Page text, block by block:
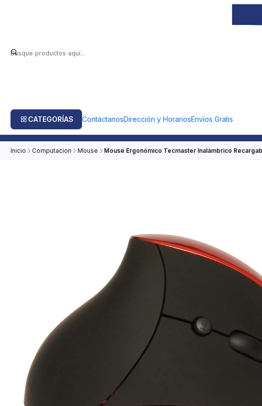
CATEGORÍAS ContáctanosDirección y HorariosEnvíos Gratis
Inicio Computacion Mouse Mouse Ergonómico Tecmaster Inalámbrico